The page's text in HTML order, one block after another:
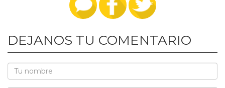
DEJANOS TU COMENTARIO